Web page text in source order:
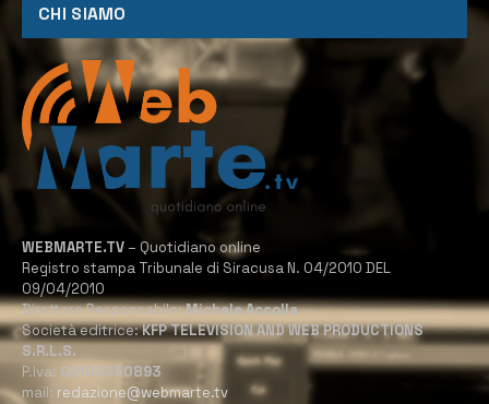
CHI SIAMO
WEBMARTE.TV – Quotidiano online
Registro stampa Tribunale di Siracusa N. 04/2010 DEL
09/04/2010
Direttore Responsabile:Michele Accolla
Società editrice:KFP TELEVISION AND WEB PRODUCTIONS
S.R.L.S.
P.Iva: 02184950893
mail: redazione@webmarte.tv